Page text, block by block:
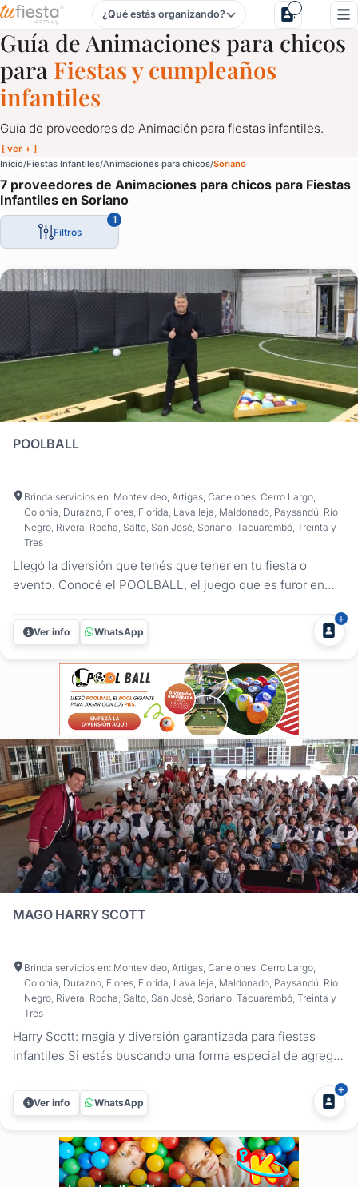
Animaciones para chicos para Fiestas Infantiles en Soriano
¿Qué estás organizando?
Guía de Animaciones para chicos
para Fiestas y cumpleaños
infantiles
Guía de proveedores de Animación para fiestas infantiles.
[ ver + ]
Inicio Fiestas Infantiles Animaciones para chicos Soriano
7 proveedores de Animaciones para chicos para Fiestas
Infantiles en Soriano
Filtros
1
POOLBALL
Brinda servicios en: Montevideo, Artigas, Canelones, Cerro Largo,
Colonia, Durazno, Flores, Florida, Lavalleja, Maldonado, Paysandú, Río
Negro, Rivera, Rocha, Salto, San José, Soriano, Tacuarembó, Treinta y
Tres
Llegó la diversión que tenés que tener en tu fiesta o
evento. Conocé el POOLBALL, el juego que es furor en
cancha de 3,40m x 5,80m y 16 balones diseñados de forma
exclusiva entre lisos y rayados. ¿Te preguntás cómo se
juega? Se arman...
Ver info WhatsApp
MAGO HARRY SCOTT
Brinda servicios en: Montevideo, Artigas, Canelones, Cerro Largo,
Colonia, Durazno, Flores, Florida, Lavalleja, Maldonado, Paysandú, Río
Negro, Rivera, Rocha, Salto, San José, Soriano, Tacuarembó, Treinta y
Tres
Harry Scott: magia y diversión garantizada para fiestas
infantiles Si estás buscando una forma especial de agregar
ofrece un espectáculo vibrante y lleno de color que
cautivará a todos los niños presentes. Su energía única y
Ver info WhatsApp
Animaciones para chicos para Fiestas Infantiles en Soriano
Guía de proveedores de Animación para fiestas infantiles.
Show de magos, payasos, juegos interactivos, competencias,
Todo para fiestas de chicos.
Animaciones ideales para todo tipo de evento de niños: